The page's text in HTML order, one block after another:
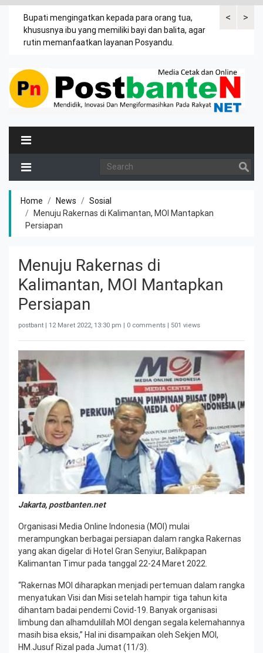
<
Bupati mengingatkan kepada para orang tua,
khususnya ibu yang memiliki bayi dan balita, agar
rutin memanfaatkan layanan Posyandu.
Kuasa>
Home News
Sosial
Menuju Rakernas di Kalimantan, MOI Mantapkan
Persiapan
Menuju Rakernas di
Kalimantan, MOI Mantapkan
Persiapan
postbant | 12 Maret 2022, 13:30 pm | 0 comments | 501 views
Jakarta, postbanten.net
Organisasi Media Online Indonesia (MOI) mulai
merampungkan berbagai persiapan dalam rangka Rakernas
yang akan digelar di Hotel Gran Senyiur, Balikpapan
Kalimantan Timur pada tanggal 22-24 Maret 2022.
“Rakernas MOI diharapkan menjadi pertemuan dalam rangka
menyatukan Visi dan Misi setelah hampir tiga tahun kita
dihantam badai pendemi Covid-19. Banyak organisasi
limbung dan alhamdulillah MOI dengan segala kelemahannya
masih bisa eksis,” Hal ini disampaikan oleh Sekjen MOI,
HM.Jusuf Rizal pada Jumat (11/3).